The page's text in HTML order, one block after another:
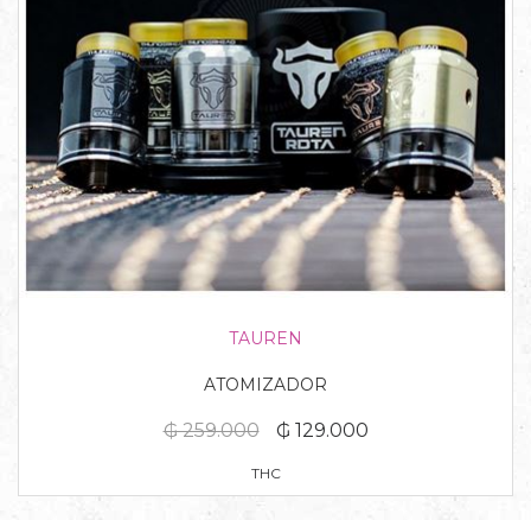
TAUREN
ATOMIZADOR
₲ 259.000 ₲ 129.000
THC